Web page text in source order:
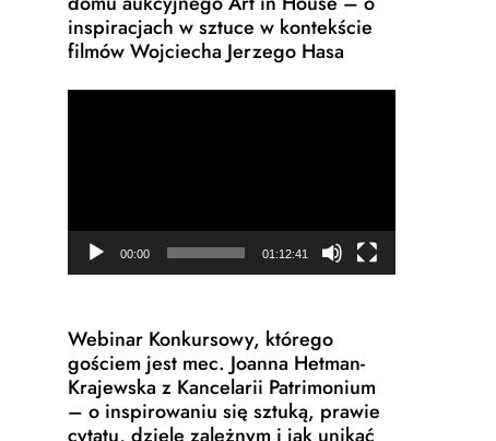
inspiracjach w sztuce w kontekście
filmów Wojciecha Jerzego Hasa
00:00 01:12:41
Webinar Konkursowy, którego
gościem jest mec. Joanna Hetman-
Krajewska z Kancelarii Patrimonium
– o inspirowaniu się sztuką, prawie
cytatu, dziele zależnym i jak unikać